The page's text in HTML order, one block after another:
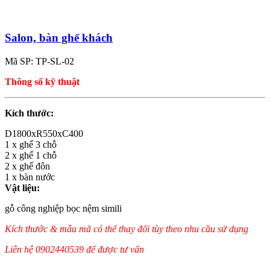
Salon, bàn ghế khách
Mã SP: TP-SL-02
Thông số kỹ thuật
Kích thước:
D1800xR550xC400
1 x ghế 3 chỗ
2 x ghế 1 chỗ
2 x ghế đôn
1 x bàn nước
Vật liệu:
gỗ công nghiệp bọc nệm simili
Kích thước & mẫu mã có thể thay đổi tùy theo nhu cầu sử dụng
Liên hệ 0902440539 để được tư vấn